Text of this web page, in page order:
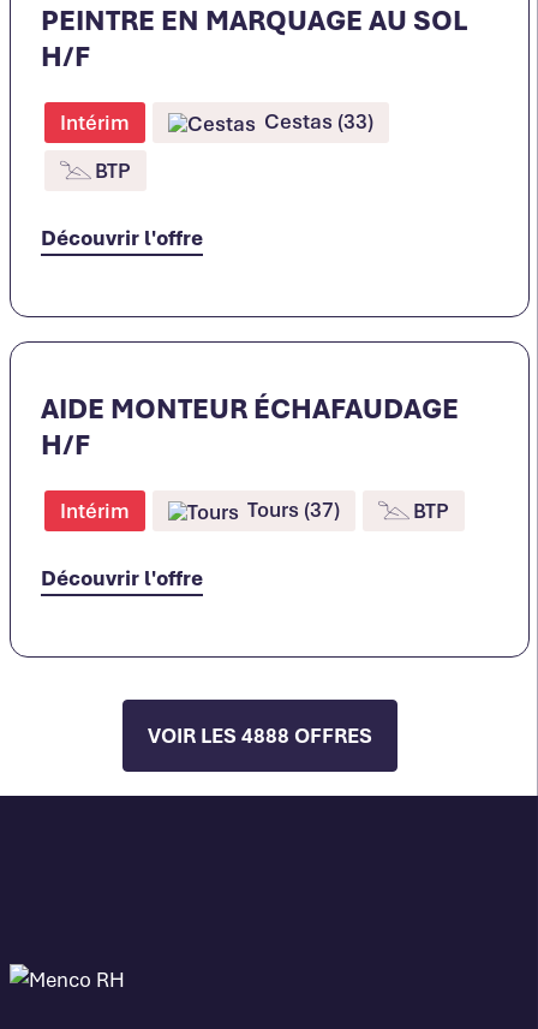
PEINTRE EN MARQUAGE AU SOL
H/F
Intérim
Cestas (33)
BTP
Découvrir l'offre
AIDE MONTEUR ÉCHAFAUDAGE
H/F
Intérim Tours (37) BTP
Découvrir l'offre
VOIR LES 4888 OFFRES